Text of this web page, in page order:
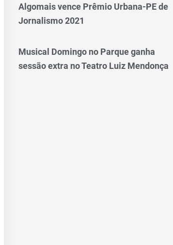
Algomais vence Prêmio Urbana-PE de
Jornalismo 2021
Musical Domingo no Parque ganha
sessão extra no Teatro Luiz Mendonça